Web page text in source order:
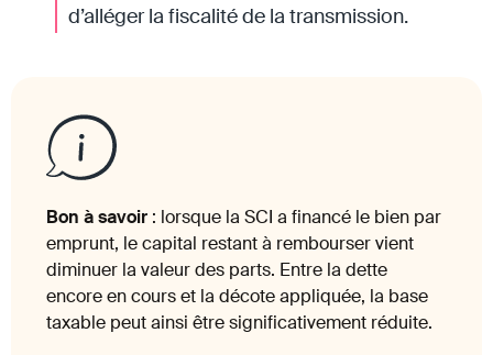
d’alléger la fiscalité de la transmission.
Bon à savoir : lorsque la SCI a financé le bien par
emprunt, le capital restant à rembourser vient
diminuer la valeur des parts. Entre la dette
encore en cours et la décote appliquée, la base
taxable peut ainsi être significativement réduite.